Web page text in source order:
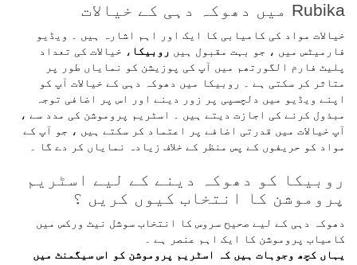
Rubika میں دھوکہ دہی کے خیالات
خیالات مواد کی کامیابی کا ایک اور اہم اشارہ ہیں ۔ ویڈیو
فارمیٹس میں ، جو بہت مقبول ہیں روبیکا ، خیالات کی تعداد
پلیٹ فارم الگورتھم میں آپ کی پوزیشن کو نمایاں طور پر
متاثر کر سکتی ہے ۔ روبیکا میں دھوکہ دہی کے خیالات آپ کو
اپنے ویڈیو میں دلچسپی پر زور دینے اور اس پر اضافی توجہ
مبذول کرنے کی اجازت دیتے ہیں ۔ اسٹریم پروموشن کی مدد سے ،
آپ خیالات میں قدرتی اضافے پر اعتماد کر سکتے ہیں ، جو آپ کے
مواد کو حریفوں کے پس منظر کے خلاف زیادہ نمایاں کر دے گا ۔
روبیکا کو دھوکہ دینے کے لیے اسٹریم
پروموشن کا انتخاب کیوں کریں ؟
دھوکہ دہی کے لیے صحیح سروس کا انتخاب سوشل نیٹ ورکس میں
کامیاب پروموشن کا ایک اہم عنصر ہے ۔
یہاں کچھ وجوہات ہیں کہ اسٹریم پروموشن کو اس سیگمنٹ میں